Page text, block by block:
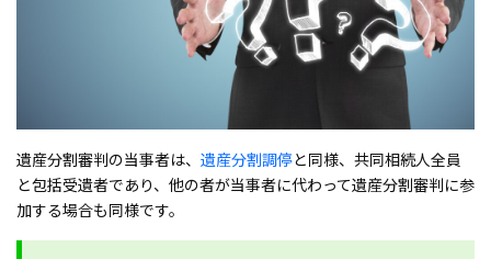
遺産分割審判の当事者は、 遺産分割調停と同様、共同相続人全員
と包括受遺者であり、他の者が当事者に代わって遺産分割審判に参
加する場合も同様です。